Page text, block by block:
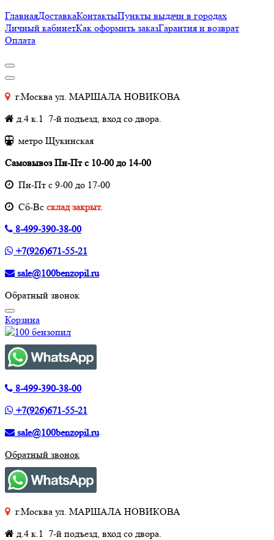
ГлавнаяДоставкаКонтактыПункты выдачи в городах
Личный кабинетКак оформить заказГарантия и возврат
Оплата
г.Москва ул. МАРШАЛА НОВИКОВА
д.4 к.1 7-й подъезд, вход со двора.
метро Щукинская
Самовывоз Пн-Пт с 10-00 до 14-00
Пн-Пт с 9-00 до 17-00
Cб-Вс склад закрыт.
8-499-390-38-00
+7(926)671-55-21
sale@100benzopil.ru
Обратный звонок
Корзина
8-499-390-38-00
+7(926)671-55-21
sale@100benzopil.ru
Обратный звонок
г.Москва ул. МАРШАЛА НОВИКОВА
д.4 к.1 7-й подъезд, вход со двора.